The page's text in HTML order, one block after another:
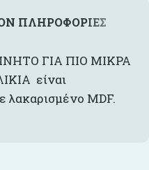
ΠΛΗΡΟΦΟΡΊΕΣ
ΓΙΑ ΠΙΟ ΜΙΚΡΑ
είναι
λακαρισμένο MDF.